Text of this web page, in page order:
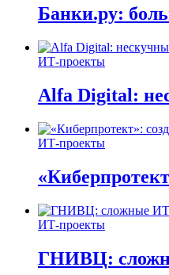
Банки.ру:
ИТ-проекты
Alfa Digital:
ИТ-проекты
ИТ-проекты
ГНИВЦ: